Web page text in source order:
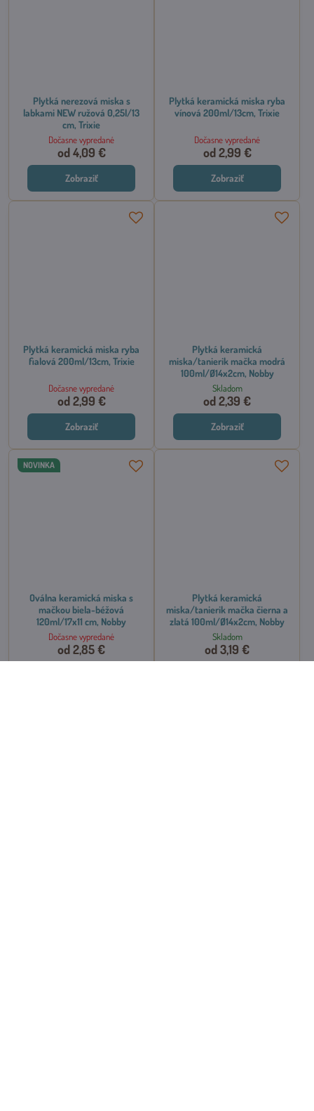
Plytká nerezová miska s
labkami NEW ružová 0,25l/13
cm, Trixie
Dočasne vypredané
od 4,09 €
Zobraziť
Plytká keramická miska ryba
vínová 200ml/13cm, Trixie
Dočasne vypredané
od 2,99 €
Zobraziť
Plytká keramická miska ryba
fialová 200ml/13cm, Trixie
Dočasne vypredané
od 2,99 €
Zobraziť
Plytká keramická
miska/tanierik mačka modrá
100ml/Ø14x2cm, Nobby
Skladom
od 2,39 €
Zobraziť
NOVINKA
Oválna keramická miska s
mačkou biela-béžová
120ml/17x11 cm, Nobby
Dočasne vypredané
od 2,85 €
Plytká keramická
miska/tanierik mačka čierna a
zlatá 100ml/Ø14x2cm, Nobby
Skladom
od 3,19 €